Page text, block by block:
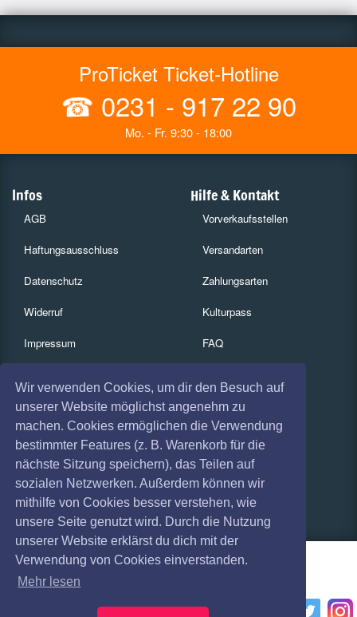
Wir verwenden Cookies, um dir den Besuch auf
unserer Website möglichst angenehm zu
machen. Cookies ermöglichen die Verwendung
bestimmter Features (z. B. Warenkorb für die
nächste Sitzung speichern), das Teilen auf
sozialen Netzwerken. Außerdem können wir
mithilfe von Cookies besser verstehen, wie
unsere Seite genutzt wird. Durch die Nutzung
unserer Website erklärst du dich mit der
Verwendung von Cookies einverstanden.
Mehr lesen
ProTicket Ticket-Hotline
☎ 0231 - 917 22 90
Mo. - Fr. 9:30 - 18:00
Infos
AGB
Haftungsausschluss
Datenschutz
Widerruf
Impressum
Coronavirus (COVID 19)
Hilfe & Kontakt
Vorverkaufsstellen
Versandarten
Zahlungsarten
Kulturpass
FAQ
Services
Gutscheine
Geschäftskunden
Kartenrückgabe
Besucherregistrierung